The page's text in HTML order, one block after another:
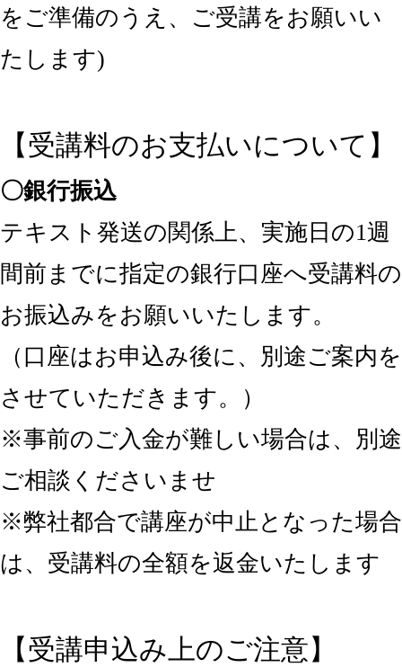
をご準備のうえ、ご受講をお願いい
たします)
【受講料のお支払いについて】
〇銀行振込
テキスト発送の関係上、実施日の1週
間前までに指定の銀行口座へ受講料の
お振込みをお願いいたします。
（口座はお申込み後に、別途ご案内を
させていただきます。）
※事前のご入金が難しい場合は、別途
ご相談くださいませ
※弊社都合で講座が中止となった場合
は、受講料の全額を返金いたします
【受講申込み上のご注意】